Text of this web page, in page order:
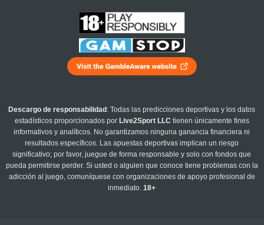
Descargo de responsabilidad : Todas las predicciones deportivas y los datos
estadísticos proporcionados por Live2Sport LLC tienen únicamente fines
informativos y analíticos. No garantizamos ninguna ganancia financiera ni
resultados específicos. Las apuestas deportivas implican un riesgo
significativo; por favor, juegue de forma responsable y solo con fondos que
pueda permitirse perder. Si usted o alguien que conoce tiene problemas con la
adicción al juego, comuníquese con organizaciones de apoyo profesional de
inmediato.18+